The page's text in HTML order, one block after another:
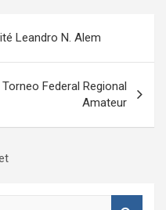
Leandro N. Alem
Federal Regional
Amateur